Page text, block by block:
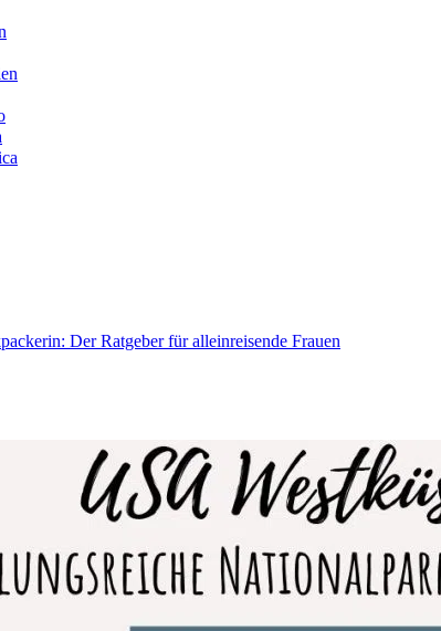
Der Ratgeber für alleinreisende Frauen